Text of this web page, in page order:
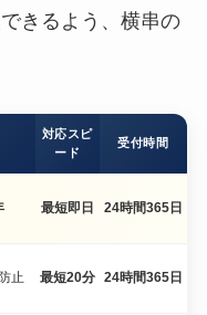
きるよう、横串の
対応スピ
ード
受付時間
最短即日 24時間365日
止 最短20分 24時間365日